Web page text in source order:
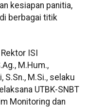
kesiapan panitia,
berbagai titik
ISI
M.Hum.,
S.Sn., M.Si., selaku
UTBK-SNBT
Monitoring dan